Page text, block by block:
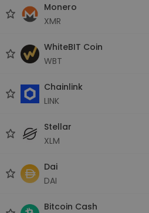
Monero
XMR
WhiteBIT Coin
WBT
Chainlink
LINK
Stellar
XLM
Dai
DAI
Bitcoin Cash